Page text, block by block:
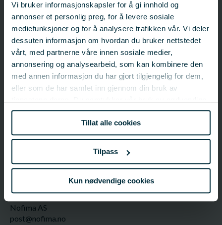
Vi bruker informasjonskapsler for å gi innhold og
annonser et personlig preg, for å levere sosiale
mediefunksjoner og for å analysere trafikken vår. Vi deler
dessuten informasjon om hvordan du bruker nettstedet
vårt, med partnerne våre innen sosiale medier,
annonsering og analysearbeid, som kan kombinere den
med annen informasjon du har gjort tilgjengelig for dem,
eller som de har samlet inn gjennom din bruk av
informasjonskapsler ved å bruke nettstedet vårt.
Tillat alle cookies
Tilpass
Kun nødvendige cookies
Prosjektinformasjon
Prosjektnummer: 423143
Status:Avsluttet
Startdato: 24.06.2003
Sluttdato: 31.12.2006
Fagfelt:Villfisk; Industri, fersk/fryst torskefisk
FHF-ansvarlig
FHF
Ansvarlig organisasjon
Nofima AS
post@nofima.no